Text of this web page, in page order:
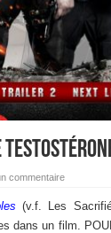
commentaire
(v.f. Les
dans un film.